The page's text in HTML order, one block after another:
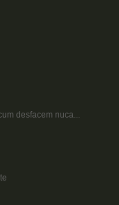
desfacem nuca...